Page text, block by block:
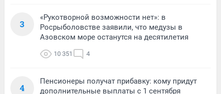
3
«Рукотворной возможности нет»: в
Росрыболовстве заявили, что медузы в
Азовском море останутся на десятилетия
10 351 4
4
Пенсионеры получат прибавку: кому придут
дополнительные выплаты с 1 сентября